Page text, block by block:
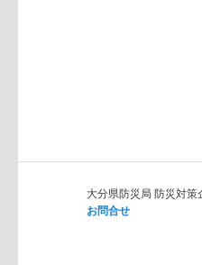
大分県防災局 防災対
お問合せ